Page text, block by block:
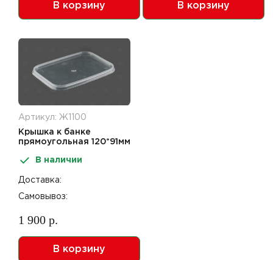
В корзину В корзину
Артикул: Ж1100
Крышка к банке
прямоугольная 120*91мм
В наличии
Доставка:
Самовывоз:
1 900 р.
В корзину